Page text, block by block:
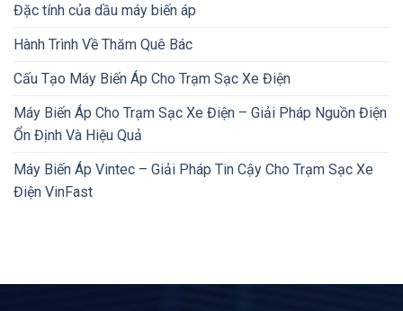
Đặc tính của dầu máy biến áp
Hành Trình Về Thăm Quê Bác
Cấu Tạo Máy Biến Áp Cho Trạm Sạc Xe Điện
Máy Biến Áp Cho Trạm Sạc Xe Điện – Giải Pháp Nguồn Điện
Ổn Định Và Hiệu Quả
Máy Biến Áp Vintec – Giải Pháp Tin Cậy Cho Trạm Sạc Xe
Điện VinFast